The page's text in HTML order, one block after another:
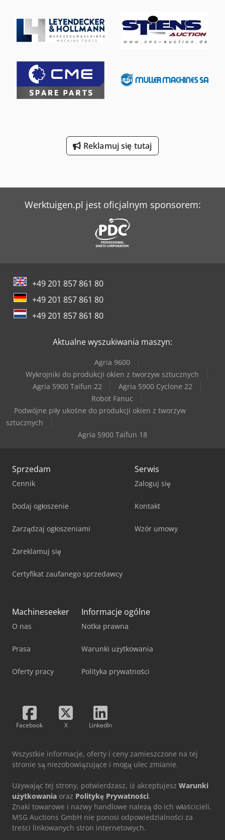
do czujnika stykowego Tuleje zaciskowe Waga 2400 kg W
cenie 2.000 euro netto, bez VAT, loco magazyn
Reklamuj się tutaj
Werktuigen.pl jest oficjalnym sponsorem:
+49 201 857 861 80
+49 201 857 861 80
+49 201 857 861 80
Aktualne wyszukiwania maszyn:
Agria 9600
Wykrojniki do produkcji okien z tworzyw sztucznych
Agria 5900 Taifun 22
Agria 5900 Cyclone 22
Robot Fanuc
Podwójne piły ukośne do produkcji okien z tworzyw
sztucznych
Agria 5900 Taifun 18
Sprzedam
Cennik
Dodaj ogłoszenie
Zarządzaj ogłoszeniami
Zareklamuj się
Certyfikat zaufanego sprzedawcy
Serwis
Zaloguj się
Kontakt
Wzór umowy
Machineseeker
O nas
Prasa
Oferty pracy
Informacje ogólne
Notka prawna
Warunki użytkowania
Polityka prywatności
Facebook X LinkedIn
Wszystkie informacje, oferty i ceny zamieszczone na tej
stronie są niezobowiązujące i mogą ulec zmianie.
Używając tej strony, potwierdzasz, iż akceptujesz Warunki
użytkowania oraz Politykę Prywatności.
Znaki towarowe i nazwy handlowe należą do ich właścicieli.
MSG Auctions GmbH nie ponosi odpowiedzialności za
treści linkowanych stron internetowych.